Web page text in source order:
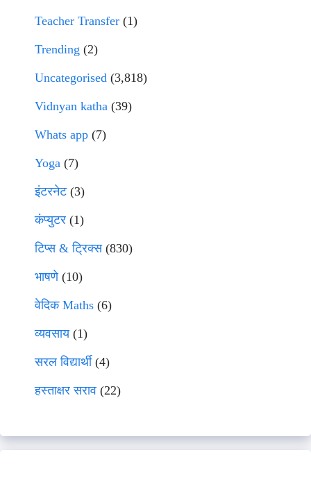
Teacher Transfer (1)
Trending (2)
Uncategorised (3,818)
Vidnyan katha (39)
Whats app (7)
Yoga (7)
इंटरनेट(3)
कंप्युटर (1)
टिप्स & ट्रिक्स(830)
भाषणे(10)
वेदिक Maths (6)
व्यवसाय(1)
सरल विद्यार्थी(4)
हस्ताक्षर सराव (22)